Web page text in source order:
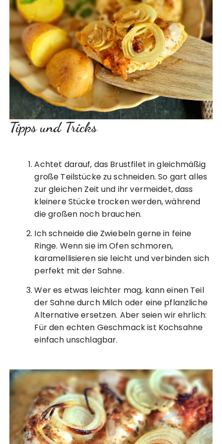
Tipps und Tricks
Achtet darauf, das Brustfilet in gleichmäßig
große Teilstücke zu schneiden. So gart alles
zur gleichen Zeit und ihr vermeidet, dass
kleinere Stücke trocken werden, während
die großen noch brauchen.
Ich schneide die Zwiebeln gerne in feine
Ringe. Wenn sie im Ofen schmoren,
karamellisieren sie leicht und verbinden sich
perfekt mit der Sahne.
Wer es etwas leichter mag, kann einen Teil
der Sahne durch Milch oder eine pflanzliche
Alternative ersetzen. Aber seien wir ehrlich:
Für den echten Geschmack ist Kochsahne
einfach unschlagbar.